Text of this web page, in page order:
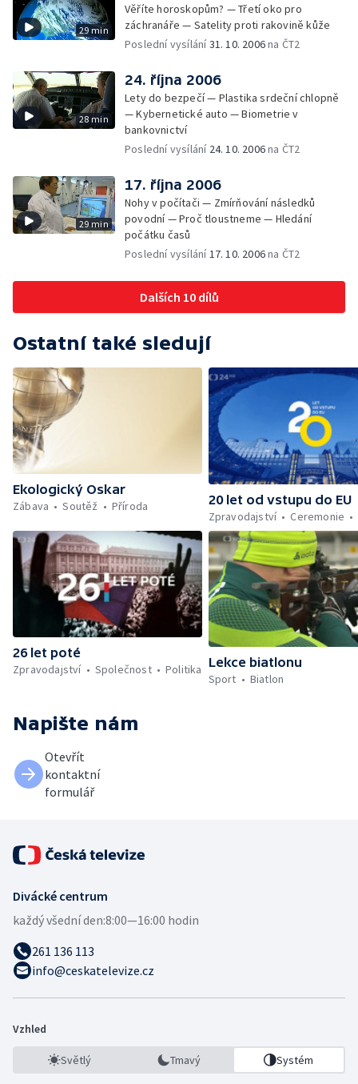
29 min
Věříte horoskopům? — Třetí oko pro
záchranáře — Satelity proti rakovině kůže
Poslední vysílání31. 10. 2006na ČT2
28 min
24. října 2006
Lety do bezpečí — Plastika srdeční chlopně
— Kybernetické auto — Biometrie v
bankovnictví
Poslední vysílání 24. 10. 2006na ČT2
29 min
17. října 2006
Nohy v počítači — Zmírňování následků
povodní — Proč tloustneme — Hledání
počátku časů
Poslední vysílání17. 10. 2006na ČT2
Dalších 10 dílů
Ostatní také sledují
Ekologický Oskar
Zábava
Soutěž Příroda
20 let od vstupu do EU
Zpravodajství
Ceremonie
26 let poté
Zpravodajství
Společnost Politika
Lekce biatlonu
Sport
Biatlon
Napište nám
Otevřít
kontaktní
formulář
Divácké centrum
každý všední den:8:00—16:00 hodin
261 136 113
info@ceskatelevize.cz
Vzhled
Světlý Tmavý Systém